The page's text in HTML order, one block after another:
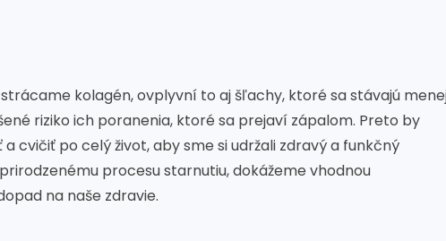
kolagén, ovplyvní to aj šľachy, ktoré sa stávajú
riziko ich poranenia, ktoré sa prejaví zápalom. Preto by
cvičiť po celý život, aby sme si udržali zdravý a funkčný
procesu starnutiu, dokážeme vhodnou
na naše zdravie.